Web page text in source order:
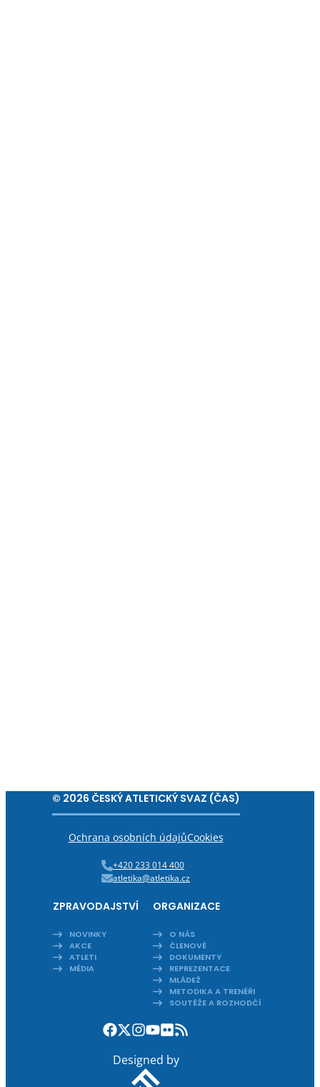
© 2026 ČESKÝ ATLETICKÝ SVAZ (ČAS)
Ochrana osobních údajůCookies
+420 233 014 400
atletika@atletika.cz
ZPRAVODAJSTVÍ
NOVINKY
AKCE
ATLETI
MÉDIA
ORGANIZACE
O NÁS
ČLENOVÉ
DOKUMENTY
REPREZENTACE
MLÁDEŽ
METODIKA A TRENÉŘI
SOUTĚŽE A ROZHODČÍ
Designed by